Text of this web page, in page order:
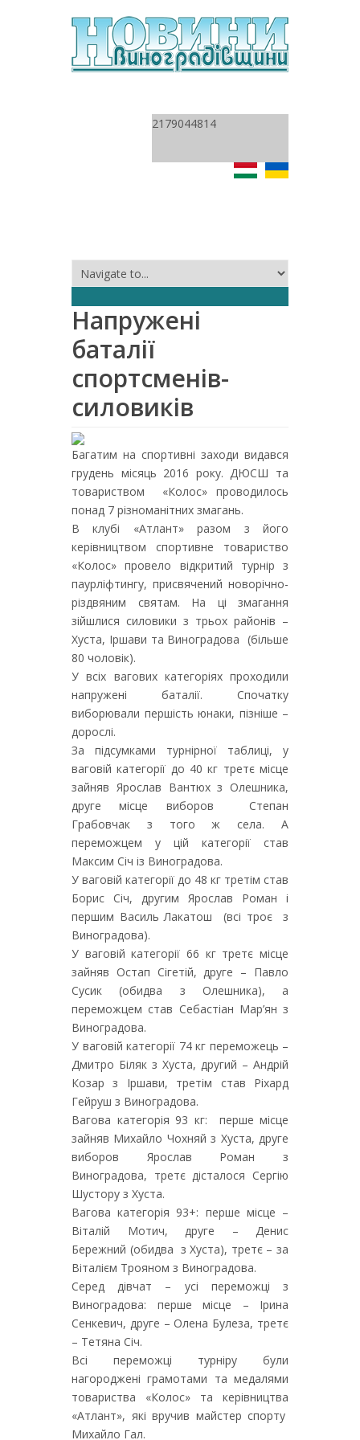
2179044814
Напружені
баталії
спортсменів-
силовиків
Багатим на спортивні заходи видався
грудень місяць 2016 року. ДЮСШ та
товариством «Колос» проводилось
понад 7 різноманітних змагань.
В клубі «Атлант» разом з його
керівництвом спортивне товариство
«Колос» провело відкритий турнір з
паурліфтингу, присвячений новорічно-
різдвяним святам. На ці змагання
зійшлися силовики з трьох районів –
Хуста, Іршави та Виноградова (більше
80 чоловік).
У всіх вагових категоріях проходили
напружені баталії. Спочатку
виборювали першість юнаки, пізніше –
дорослі.
За підсумками турнірної таблиці, у
ваговій категорії до 40 кг третє місце
зайняв Ярослав Вантюх з Олешника,
друге місце виборов Степан
Грабовчак з того ж села. А
переможцем у цій категорії став
Максим Січ із Виноградова.
У ваговій категорії до 48 кг третім став
Борис Січ, другим Ярослав Роман і
першим Василь Лакатош (всі троє з
Виноградова).
У ваговій категорії 66 кг третє місце
зайняв Остап Сігетій, друге – Павло
Сусик (обидва з Олешника), а
переможцем став Себастіан Мар’ян з
Виноградова.
У ваговій категорії 74 кг переможець –
Дмитро Біляк з Хуста, другий – Андрій
Козар з Іршави, третім став Ріхард
Гейруш з Виноградова.
Вагова категорія 93 кг: перше місце
зайняв Михайло Чохняй з Хуста, друге
виборов Ярослав Роман з
Виноградова, третє дісталося Сергію
Шустору з Хуста.
Вагова категорія 93+: перше місце –
Віталій Мотич, друге – Денис
Бережний (обидва з Хуста), третє – за
Віталієм Трояном з Виноградова.
Серед дівчат – усі переможці з
Виноградова: перше місце – Ірина
Сенкевич, друге – Олена Булеза, третє
– Тетяна Січ.
Всі переможці турніру були
нагороджені грамотами та медалями
товариства «Колос» та керівництва
«Атлант», які вручив майстер спорту
Михайло Гал.